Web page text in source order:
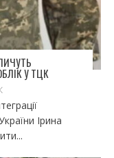
У ТЦК
Ірина